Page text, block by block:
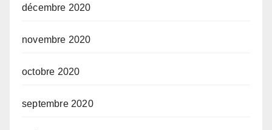
décembre 2020
novembre 2020
octobre 2020
septembre 2020